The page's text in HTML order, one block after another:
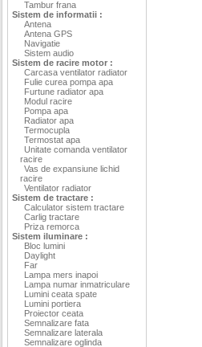
Tambur frana
Sistem de informatii :
Antena
Antena GPS
Navigatie
Sistem audio
Sistem de racire motor :
Carcasa ventilator radiator
Fulie curea pompa apa
Furtune radiator apa
Modul racire
Pompa apa
Radiator apa
Termocupla
Termostat apa
Unitate comanda ventilator
racire
Vas de expansiune lichid
racire
Ventilator radiator
Sistem de tractare :
Calculator sistem tractare
Carlig tractare
Priza remorca
Sistem iluminare :
Bloc lumini
Daylight
Far
Lampa mers inapoi
Lampa numar inmatriculare
Lumini ceata spate
Lumini portiera
Proiector ceata
Semnalizare fata
Semnalizare laterala
Semnalizare oglinda